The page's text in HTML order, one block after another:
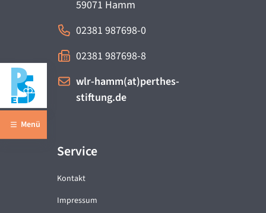
Menü
59071 Hamm
02381 987698-0
02381 987698-8
wlr-hamm(at)perthes-
stiftung.de
Service
Kontakt
Impressum